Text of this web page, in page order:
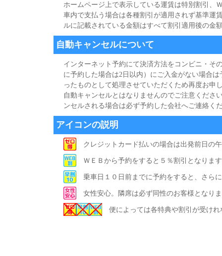
ホームページ上で表示している運賃は特別割引、
車内で支払う場合は各種割引が適用されず基準運
ルに記載されている金額はすべて割引適用後の金
自動キャンセルについて
インターネット予約にて決済方法をコンビニ・そ
に予約した場合は2日以内）にご入金がない場合
ったものとして処理させていただくため再度お申
自動キャンセルとはなりませんのでご注意くだ
ンセルされる場合は必ず予約した会社へご連絡く
アイコンの説明
クレジットカード払いの場合は出発前日の
ＷＥＢから予約をすると５％割引となりま
乗車日１０日前までに予約をすると、さら
女性安心。隣席は必ず同性のお客様となり
便によっては各特典や割引が受けれ